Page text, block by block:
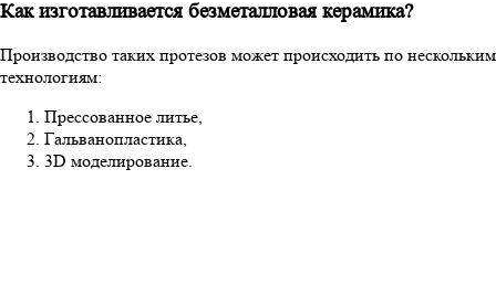
Как изготавливается безметалловая керамика?
Производство таких протезов может происходить по нескольким
технологиям:
Прессованное литье,
Гальванопластика,
3D моделирование.